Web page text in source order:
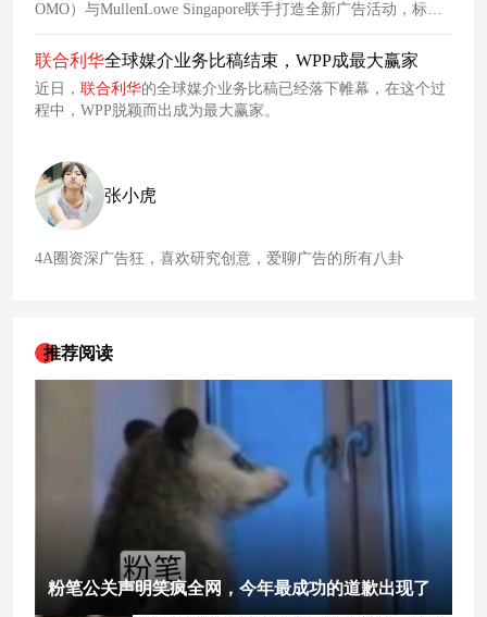
OMO）与MullenLowe Singapore联手打造全新广告活动，标志
着其液体产品组合重新进入市场。
联合利华全球媒介业务比稿结束，WPP成最大赢家
近日， 联合利华的全球媒介业务比稿已经落下帷幕，在这个过
程中，WPP脱颖而出成为最大赢家。
张小虎
4A圈资深广告狂，喜欢研究创意，爱聊广告的所有八卦
推荐阅读
粉笔公关声明笑疯全网，今年最成功的道歉出现了